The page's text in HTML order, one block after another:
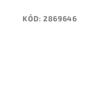
KÓD:2869646